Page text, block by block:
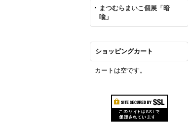
まつむらまいこ個展「暗
喩」
ショッピングカート
カートは空です。